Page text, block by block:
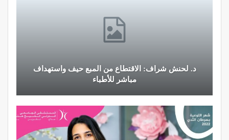
د. لحنش شراف: الاقتطاع من المبع حيف واستهداف
مباشر للأطباء